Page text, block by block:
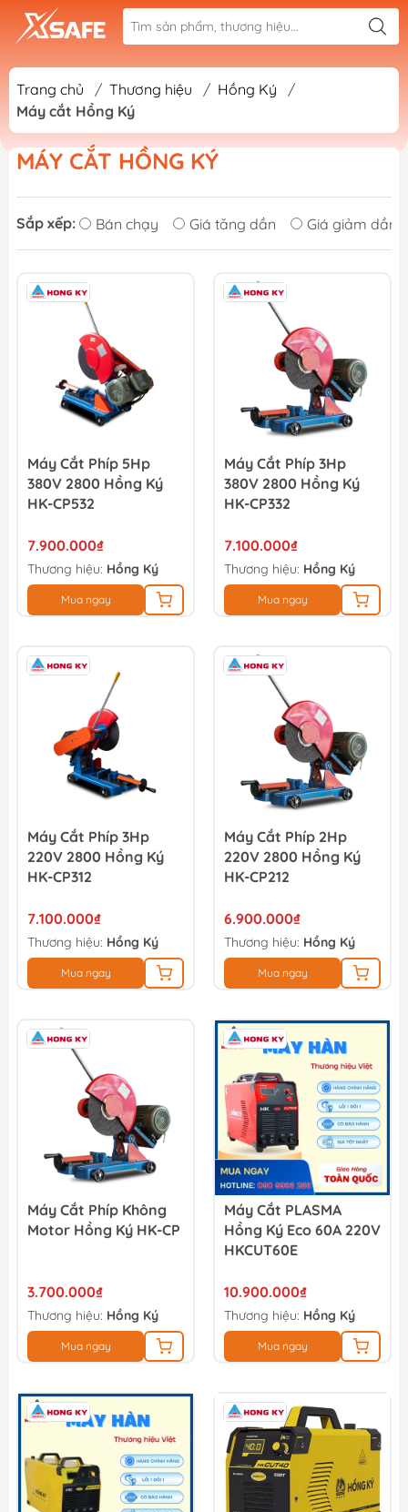
Trang chủ / Thương hiệu / Hồng Ký
/
Máy cắt Hồng Ký
MÁY CẮT HỒNG KÝ
Sắp xếp: Bán chạy Giá tăng dần Giá giảm dần
Máy Cắt Phíp 5Hp
380V 2800 Hồng Ký
HK-CP532
7.900.000₫
Thương hiệu: Hồng Ký
Mua ngay
Máy Cắt Phíp 3Hp
380V 2800 Hồng Ký
HK-CP332
7.100.000₫
Thương hiệu: Hồng Ký
Mua ngay
Máy Cắt Phíp 3Hp
220V 2800 Hồng Ký
HK-CP312
7.100.000₫
Thương hiệu: Hồng Ký
Mua ngay
Máy Cắt Phíp 2Hp
220V 2800 Hồng Ký
HK-CP212
6.900.000₫
Thương hiệu: Hồng Ký
Mua ngay
Máy Cắt Phíp Không
Motor Hồng Ký HK-CP
3.700.000₫
Thương hiệu: Hồng Ký
Mua ngay
Máy Cắt PLASMA
Hồng Ký Eco 60A 220V
HKCUT60E
10.900.000₫
Thương hiệu: Hồng Ký
Mua ngay